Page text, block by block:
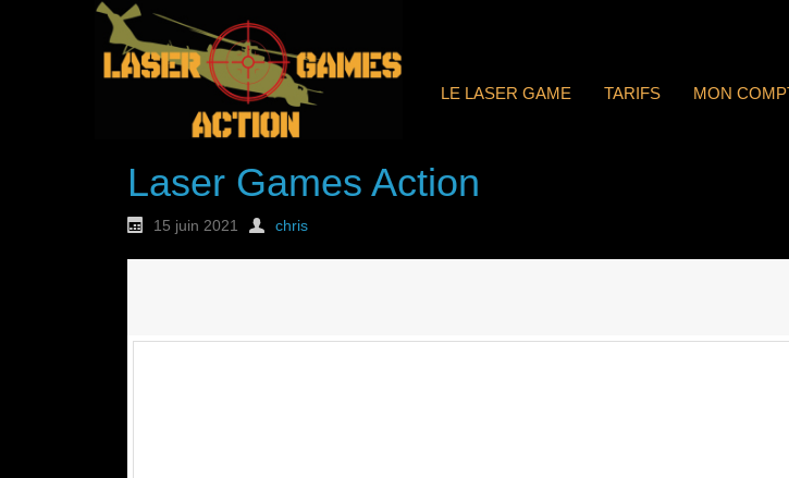
LE LASER GAME TARIFS MON
Laser Games Action
15 juin 2021 chris